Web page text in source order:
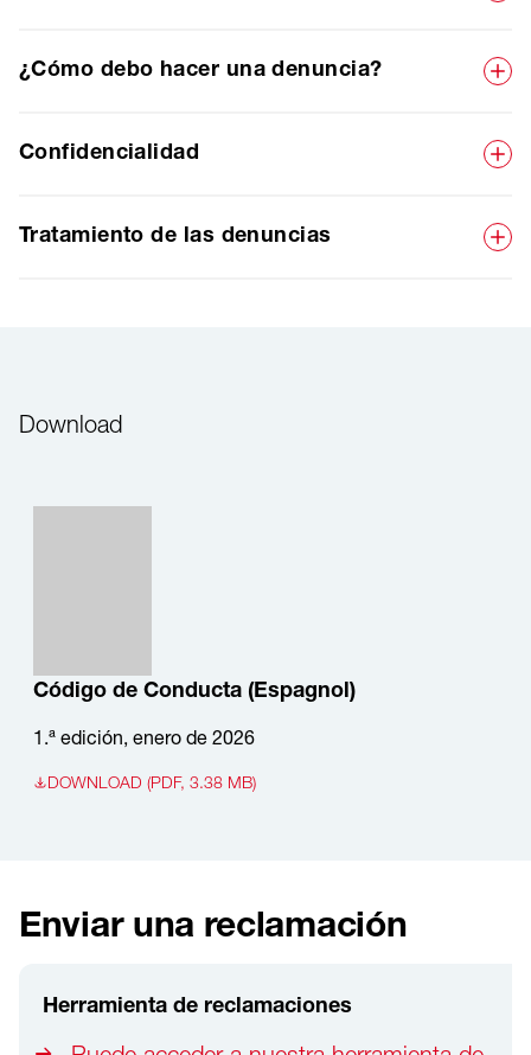
¿Cómo debo hacer una denuncia?
Confidencialidad
Tratamiento de las denuncias
Download
Código de Conducta (Espagnol)
1.ª edición, enero de 2026
DOWNLOAD (PDF, 3.38 MB)
Enviar una reclamación
Herramienta de reclamaciones